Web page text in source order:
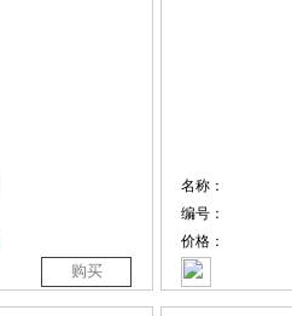
购买
名称：
编号：
价格：